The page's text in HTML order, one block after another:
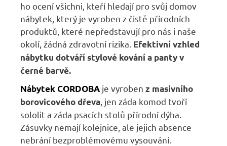
ho ocení všichni, kteří hledají pro svůj domov
nábytek, který je vyroben z čistě přírodních
produktů, které nepředstavují pro nás i naše
okolí, žádná zdravotní rizika. Efektivní vzhled
nábytku dotváří stylové kování a panty v
černé barvě.
NábytekCORDOBA je vyroben z masivního
borovicového dřeva, jen záda komod tvoří
sololit a záda psacích stolů přírodní dýha.
Zásuvky nemají kolejnice, ale jejich absence
nebrání bezproblémovému vysouvání.